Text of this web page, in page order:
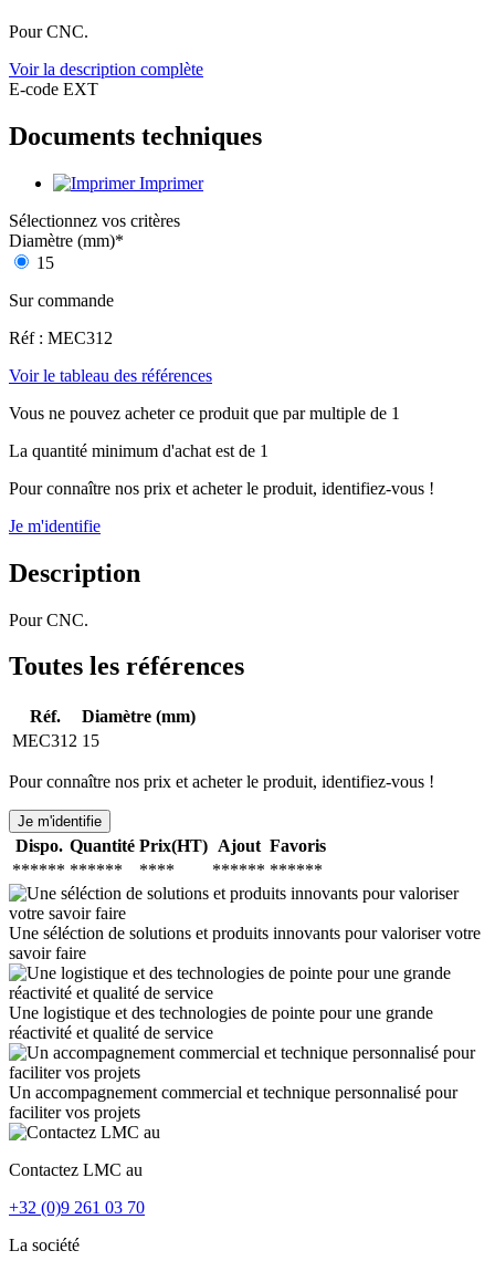
Pour CNC.
Voir la description complète
E-code EXT
Documents techniques
Imprimer
Sélectionnez vos critères
Diamètre (mm)*
15
Sur commande
Réf : MEC312
Voir le tableau des références
Vous ne pouvez acheter ce produit que par multiple de 1
La quantité minimum d'achat est de 1
Pour connaître nos prix et acheter le produit, identifiez-vous !
Je m'identifie
Description
Pour CNC.
Toutes les références
Réf.
Diamètre (mm)
MEC312 15
Pour connaître nos prix et acheter le produit, identifiez-vous !
Je m'identifie
Dispo. Quantité Prix(HT) Ajout Favoris
****** ****** **** ****** ******
Une séléction de solutions et produits innovants pour valoriser votre
savoir faire
Une logistique et des technologies de pointe pour une grande
réactivité et qualité de service
Un accompagnement commercial et technique personnalisé pour
faciliter vos projets
Contactez LMC au
+32 (0)9 261 03 70
La société